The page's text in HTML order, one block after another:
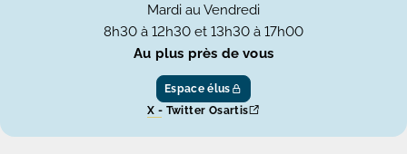
Mardi au Vendredi
8h30 à 12h30 et 13h30 à 17h00
Au plus près de vous
Espace élus
X - Twitter Osartis